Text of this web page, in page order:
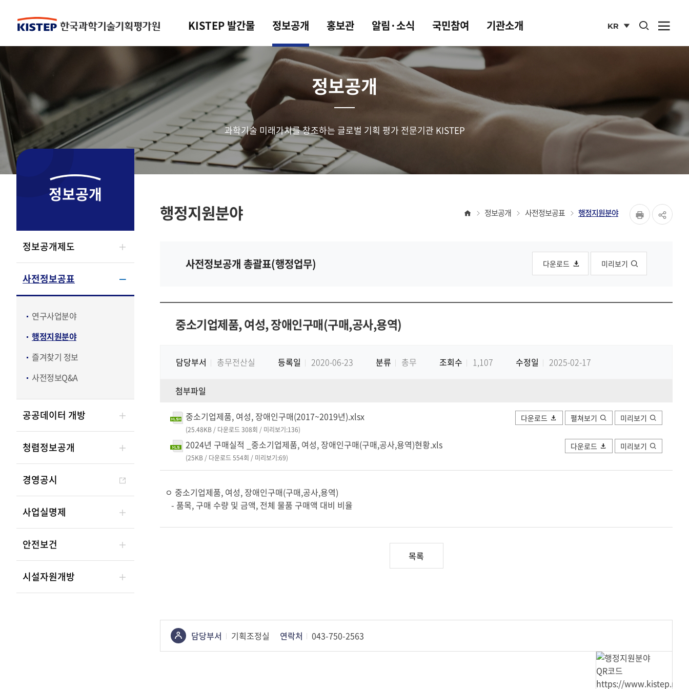
KISTEP 발간물 정보공개 홍보관 알림·소식 국민참여 기관소개
KR
사이트
통합검색 열기
사
열기
정보공개
과학기술 미래가치를 창조하는 글로벌 기획 평가 전문기관 KISTEP
정보공개
정보공개제도
사전정보공표
연구사업분야
행정지원분야
즐겨찾기 정보
사전정보Q&A
공공데이터 개방
청렴정보공개
경영공시
사업실명제
안전보건
시설자원개방
행정지원분야 홈 정보공개 사전정보공표 행정지원분야
페이지
사전정보공개 총괄표(행정업무) 다운로드 미리보기
중소기업제품, 여성, 장애인구매(구매,공사,용역)
담당부서 총무전산실 등록일 2020-06-23 분류 총무 조회수 1,107 수정일 2025-02-17
첨부파일
중소기업제품, 여성, 장애인구매(2017~2019년).xlsx
(25.48KB / 다운로드 308회 / 미리보기:136)
다운로드 펼쳐보기 미리보기
2024년 구매실적 _중소기업제품, 여성, 장애인구매(구매,공사,용역)현황.xls
(25KB / 다운로드 554회 / 미리보기:69)
다운로드 미리보기
ㅇ 중소기업제품, 여성, 장애인구매(구매,공사,용역)
- 품목, 구매 수량 및 금액, 전체 물품 구매액 대비 비율
목록
콘텐츠
정보책임자
담당부서 기획조정실 연락처 043-750-2563